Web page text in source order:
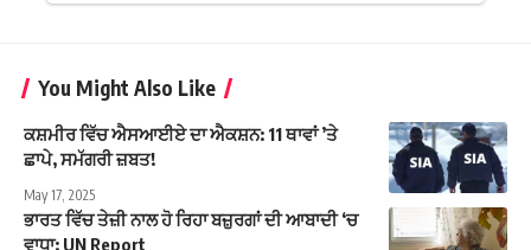
You Might Also Like
ਕਸ਼ਮੀਰ ਵਿੱਚ ਐਸਆਈਏ ਦਾ ਐਕਸ਼ਨ: 11 ਥਾਵਾਂ ’ਤੇ
ਛਾਪੇ, ਸਮੱਗਰੀ ਜ਼ਬਤ!
May 17, 2025
ਭਾਰਤ ਵਿੱਚ ਤੇਜ਼ੀ ਨਾਲ ਹੋ ਰਿਹਾ ਬਜ਼ੁਰਗਾਂ ਦੀ ਆਬਾਦੀ ‘ਚ
ਵਾਧਾ: UN Report